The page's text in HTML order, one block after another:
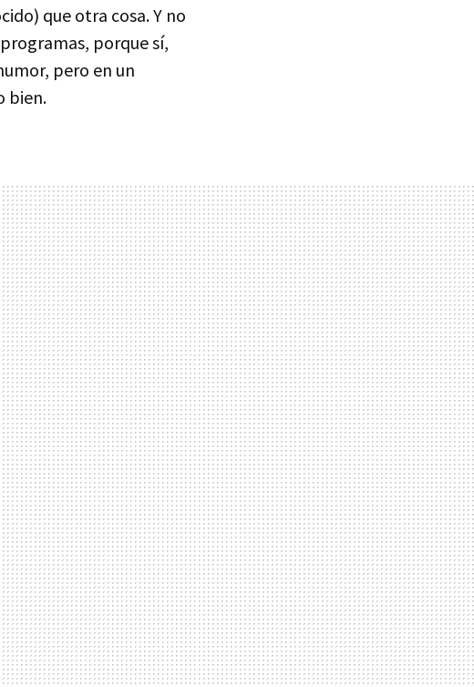
que otra cosa. Y no
porque sí,
pero en un
bien.